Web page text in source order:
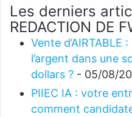
Les derniers
REDACTION DE
Vente
l’argent dans une
dollars ? - 05/08/
PIIEC IA : votre
comment